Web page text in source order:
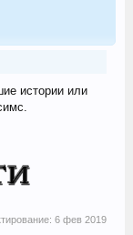
истории или
6 фев 2019